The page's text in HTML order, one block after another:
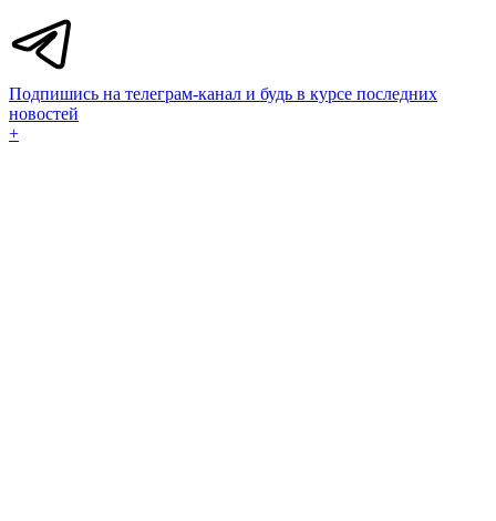
Подпишись на телеграм-канал и будь в курсе последних
новостей
+